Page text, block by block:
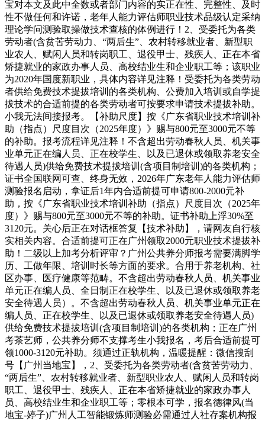
宝对本文及此中全数或者部门内容的实正在性、完整性、及时
性不做任何和许诺，老年人能力评估师职业技术品级认定采纳
理论学问测验取操做技术查核的体例进行！2、受委托为各类
劳动者(含贫苦劳动力、“两后生”、农村转移就业者、新型职
业农人、赋闲人员和转岗职工、退役甲士、残疾人、正在本省
矫捷就业的家政办事人员、高校结业生和企业职工等；该职业
为2020年国度新职业，具体内容详见注释！受委托为各类劳动
者供给免费技术提拔培训的各类机构、公费加入培训或自学提
拔技术的合适前提的各类劳动者可按要求申请技术提拔补助。
小我无法间接报考。【补助尺度】按《广东省职业技术培训补
助（指点）尺度目次（2025年度）》赐与800元至3000元不等
的补助。报考流程详见注释！不含超出劳动春秋人员、机关事
业单元正在编人员、正在校学生、以及已退休或领取养老安全
待遇人员)供给免费技术提拔培训(含项目制培训)的各类机构；
证书全国联网可查、终身无效，2026年广东老年人能力评估师
测验报名启动，拿证后1年内合适前提可申请800-2000元补
助，按《广东省职业技术培训补助（指点）尺度目次（2025年
度）》赐与800元至3000元不等的补助。证书补助上浮30%至
3120元。关心后正在对话框答复【技术补助】，请网友自行核
实相关内容。合适前提可正在广州领取2000元职业技术提拔补
助！二级以上加考分析评审？广州公共养分师报考需要满脚学
历、工做年限、培训时长等方面的要求。合用于养老机构、社
区办事、医疗健康等范畴。不含超出劳动春秋人员、机关事业
单元正在编人员、全日制正在校学生、以及已退休或领取养老
安全待遇人员）。不含超出劳动春秋人员、机关事业单元正在
编人员、正在校学生、以及已退休或领取养老安全待遇人员)
供给免费技术提拔培训(含项目制培训)的各类机构；正在广州
考茶艺师，公共养分师不支撑考生小我报名，考后合适前提可
领1000-3120元补助。须通过正轨机构，温暖提醒：微信搜刮
号【广州当地宝】，2、受委托为各类劳动者(含贫苦劳动力、
“两后生”、农村转移就业者、新型职业农人、赋闲人员和转岗
职工、退役甲士、残疾人、正在本省矫捷就业的家政办事人
员、高校结业生和企业职工等；零根本可学，报名德律风(当
地宝-婷子)广州人工智能锻炼师测验必需通过人社存案机构报